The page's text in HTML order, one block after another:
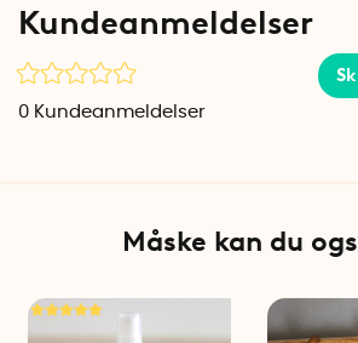
her for at læse mere .
Kundeanmeldelser
0 Kundeanmeldelser
Måske kan du